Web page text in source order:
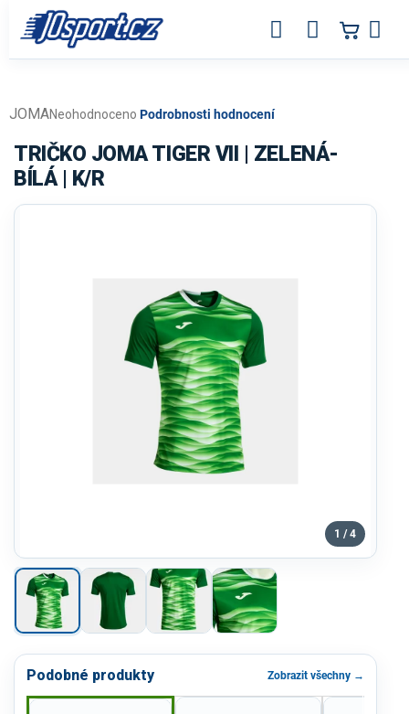
obsah
Průměrné
produktu
je
0,0
Neohodnoceno Podrobnosti hodnocení
JOMA
TRIČKO JOMA TIGER VII | ZELENÁ-
BÍLÁ | K/R
1 / 4
Podobné produkty Zobrazit všechny →